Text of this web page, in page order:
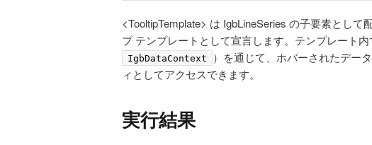
<TooltipTemplate> は IgbLineSeries の子要素とし
プ テンプレートとして宣言します。テンプレート
IgbDataContext ）を通じて、ホバーされたデー
ィとしてアクセスできます。
実行結果